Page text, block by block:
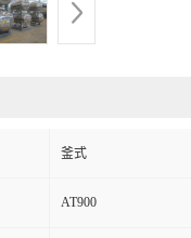
釜式
AT900